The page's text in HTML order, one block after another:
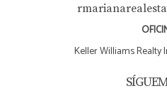
Keller Williams Realty